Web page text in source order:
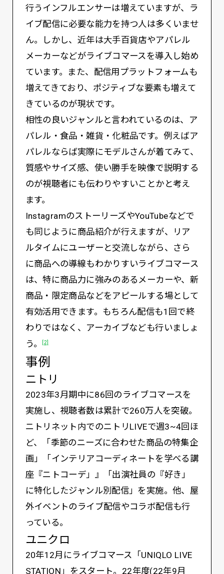
行うインフルエンサーは増えていますが、ラ
イブ配信に必要な能力を持つ人は多くいませ
ん。しかし、近年は大手百貨店やアパレル
メーカーなどがライブコマースを導入し始め
ています。また、配信用プラットフォームも
増えてきており、ポジティブな要素も増えて
きているのが現状です。
相性の良いジャンルと言われているのは、ア
パレル・食品・雑貨・化粧品です。例えばア
パレルならば実際にモデルさんが着てみて、
質感やサイズ感、使い勝手を映像で説明する
のが視聴者にも伝わりやすいことかと考え
ます。
InstagramのストーリーズやYouTubeなどで
も同じように商品紹介が行えますが、リア
ルタイムにユーザーと交流しながら、さら
に商品への導線もわかりすいライブコマース
は、特に商品力に強みのあるメーカーや、新
商品・限定商品などをアピールする場として
有効活用できます。もちろん配信も1回で終
わりではなく、アーカイブなども行いましょ
う。
[2]
事例
ニトリ
2023年3月期中に86回のライブコマースを
実施し、視聴者数は累計で260万人を突破。
ニトリネット内でのニトリLIVEで週3~4回ほ
ど、「季節のニーズに合わせた商品の特集企
画」「インテリアコーディネートを学べる講
座『ニトコーデ」』「出演社員の『好き」
に特化したジャンル別配信」を実施。他、屋
外イベントのライブ配信やコラボ配信も行
っている。
ユニクロ
20年12月にライブコマース「UNIQLO LIVE
STATION」をスタート。22年度(22年9月